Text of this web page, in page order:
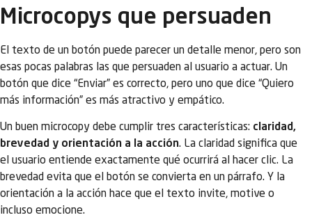
Microcopys que persuaden
El texto de un botón puede parecer un detalle menor, pero son
esas pocas palabras las que persuaden al usuario a actuar. Un
botón que dice “Enviar” es correcto, pero uno que dice “Quiero
más información” es más atractivo y empático.
Un buen microcopy debe cumplir tres características: claridad,
brevedad y orientación a la acción. La claridad significa que
el usuario entiende exactamente qué ocurrirá al hacer clic. La
brevedad evita que el botón se convierta en un párrafo. Y la
orientación a la acción hace que el texto invite, motive o
incluso emocione.